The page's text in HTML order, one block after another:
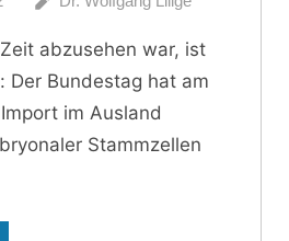
abzusehen war, ist
Der Bundestag hat am
im Ausland
Stammzellen